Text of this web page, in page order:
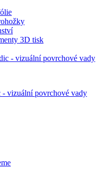
3D tisk
- vizuální povrchové vady